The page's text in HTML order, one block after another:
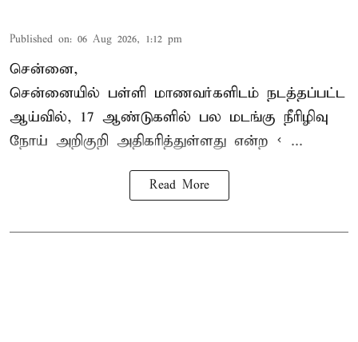
Published on: 06 Aug 2026, 1:12 pm
சென்னை,
சென்னையில் பள்ளி மாணவர்களிடம் நடத்தப்பட்ட
ஆய்வில், 17 ஆண்டுகளில் பல மடங்கு நீரிழிவு
நோய் அறிகுறி அதிகரித்துள்ளது என்ற < ...
Read More